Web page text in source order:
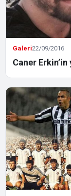
Galeri22/09/2016
Caner Erkin’in